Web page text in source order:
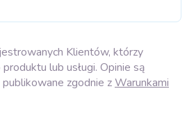
Klientów, którzy
lub usługi. Opinie są
zgodnie zWarunkami